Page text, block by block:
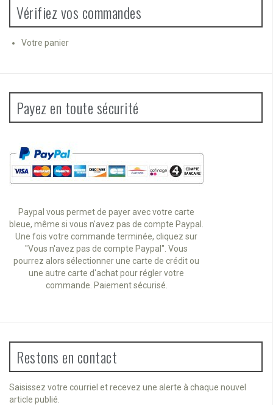
Vérifiez vos commandes
Votre panier
Payez en toute sécurité
Paypal vous permet de payer avec votre carte
bleue, même si vous n'avez pas de compte Paypal.
Une fois votre commande terminée, cliquez sur
"Vous n'avez pas de compte Paypal". Vous
pourrez alors sélectionner une carte de crédit ou
une autre carte d'achat pour régler votre
commande. Paiement sécurisé.
Restons en contact
Saisissez votre courriel et recevez une alerte à chaque nouvel
article publié.